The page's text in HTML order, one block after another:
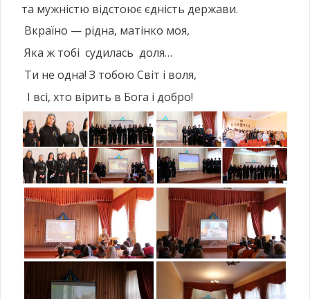
та мужністю відстоює єдність держави.
Вкраїно — рідна, матінко моя,
Яка ж тобі судилась доля…
Ти не одна! З тобою Світ і воля,
І всі, хто вірить в Бога і добро!